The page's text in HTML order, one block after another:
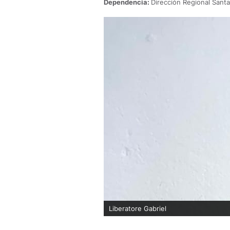
Dependencia: Dirección Regional
Liberatore Gabriel